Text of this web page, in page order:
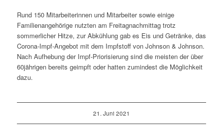
Rund 150 Mitarbeiterinnen und Mitarbeiter sowie einige
Familienangehörige nutzten am Freitagnachmittag trotz
sommerlicher Hitze, zur Abkühlung gab es Eis und Getränke, das
Corona-Impf-Angebot mit dem Impfstoff von Johnson & Johnson.
Nach Aufhebung der Impf-Priorisierung sind die meisten der über
60jährigen bereits geimpft oder hatten zumindest die Möglichkeit
dazu.
21. Juni 2021